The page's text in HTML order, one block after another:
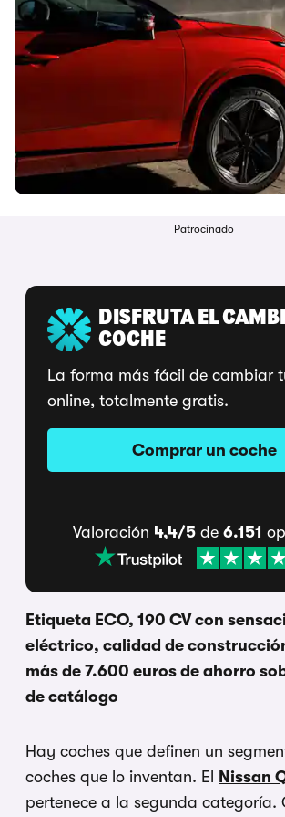
Patrocinado
DISFRUTA EL
COCHE
La forma más fácil de cambiar
online, totalmente gratis.
Comprar un coche
Valoración 4,4/5de 6.151
Etiqueta ECO, 190 CV con
eléctrico, calidad de
más de 7.600 euros de ahorro
de catálogo
Hay coches que definen un
coches que lo inventan. El
Nissan
pertenece a la segunda categoría.